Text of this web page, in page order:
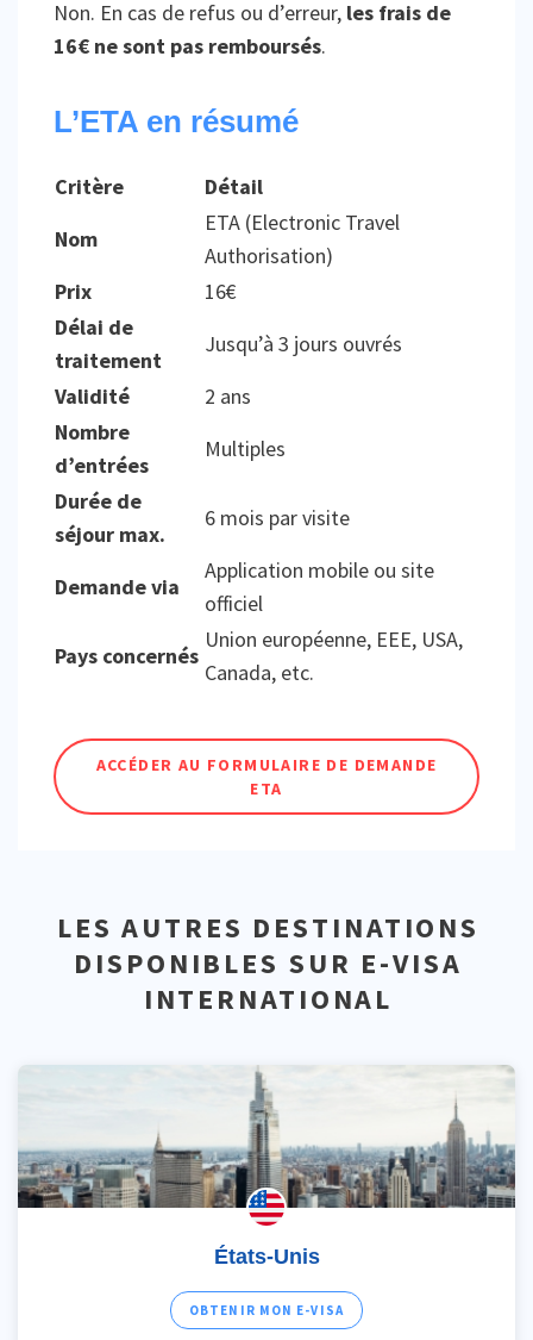
Non. En cas de refus ou d’erreur, les frais de
16€ ne sont pas remboursés.
L’ETA en résumé
Critère
Détail
Nom
ETA (Electronic Travel
Authorisation)
Prix
16€
Délai de
traitement
Jusqu’à 3 jours ouvrés
Validité
2 ans
Nombre
d’entrées
Multiples
Durée de
séjour max.
6 mois par visite
Demande via
Application mobile ou site
officiel
Pays concernés
Union européenne, EEE, USA,
Canada, etc.
ACCÉDER AU FORMULAIRE DE DEMANDE
ETA
LES AUTRES DESTINATIONS
DISPONIBLES SUR E-VISA
INTERNATIONAL
États-Unis
OBTENIR MON E-VISA